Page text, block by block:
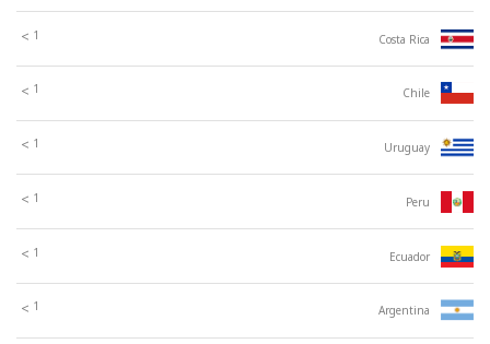
Costa Rica
1
>
Chile
1
>
Uruguay
1
>
Peru
1
>
Ecuador
1
>
Argentina
1
>